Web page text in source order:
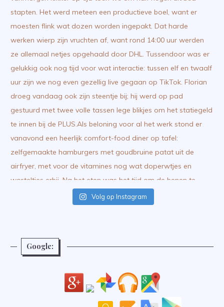
Volg op Instagram
Google: